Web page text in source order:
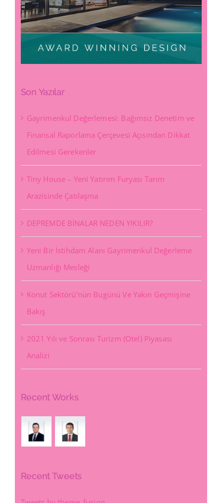
Son Yazılar
Gayrimenkul Değerlemesi: Bağımsız Denetim ve
Finansal Raporlama Çerçevesi Açısından Dikkat
Edilmesi Gerekenler
Tiny House – Yeni Yatırım Furyası Tarım
Arazisinde Çatılaşma
DEPREMDE BİNALAR NEDEN YIKILIR?
Yeni Bir İstihdam Alanı Gayrimenkul Değerleme
Uzmanlığı Mesleği
Konut Sektörü’nün Bugünü Ve Yakın Geçmişine
Bakış
2021 Yılı ve Sonrası Turizm (Otel) Piyasası
Analizi
Recent Works
Recent Tweets